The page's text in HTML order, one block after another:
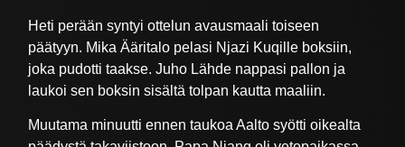
Heti perään syntyi ottelun avausmaali toiseen
päätyyn. Mika Ääritalo pelasi Njazi Kuqille boksiin,
joka pudotti taakse. Juho Lähde nappasi pallon ja
laukoi sen boksin sisältä tolpan kautta maaliin.
Muutama minuutti ennen taukoa Aalto syötti oikealta